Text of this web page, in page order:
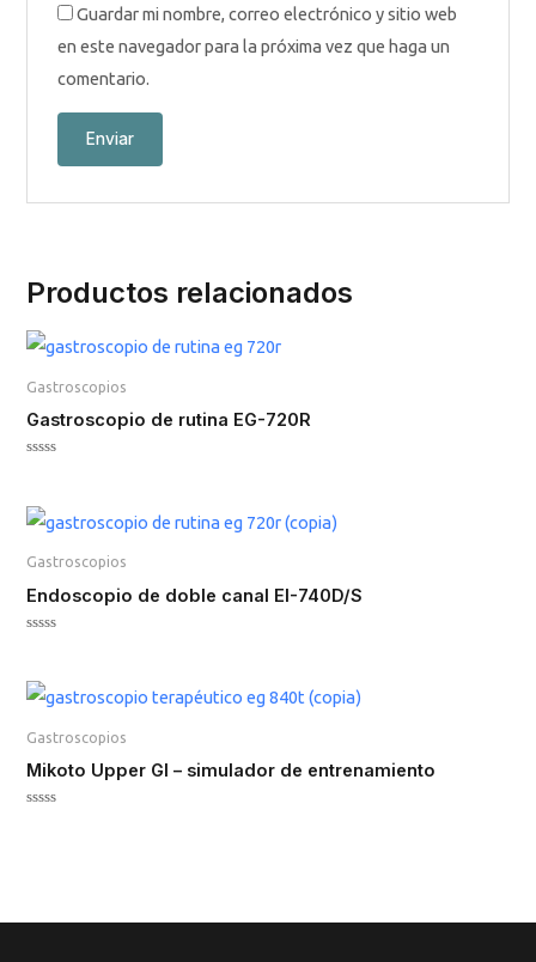
Guardar mi nombre, correo electrónico y sitio web
en este navegador para la próxima vez que haga un
comentario.
Productos relacionados
Gastroscopios
Gastroscopio de rutina EG-720R
de
5
Gastroscopios
Endoscopio de doble canal EI-740D/S
de
5
Gastroscopios
Mikoto Upper GI – simulador de entrenamiento